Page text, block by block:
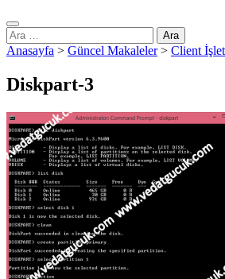
Arama:
Anasayfa > Güncel Makaleler> Client
Diskpart-3